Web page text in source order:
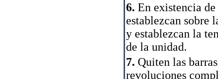
6. En existencia
establezcan sobre
y establezcan la
de la unidad.
7. Quiten las
revoluciones